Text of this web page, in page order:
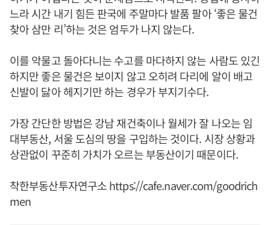
느라 시간 내기 힘든 판국에 주말마다 발품 팔아 ‘좋은 물건
찾아 삼만 리’하는 것은 엄두가 나지 않는다.
이를 악물고 돌아다니는 수고를 마다하지 않는 사람도 있긴
하지만 좋은 물건은 보이지 않고 오히려 다리에 알이 배고
신발이 닳아 헤지기만 하는 경우가 부지기수다.
가장 간단한 방법은 강남 재건축이나 월세가 잘 나오는 임
대부동산, 서울 도심의 땅을 구입하는 것이다. 시장 상황과
상관없이 꾸준히 가치가 오르는 부동산이기 때문이다.
착한부동산투자연구소https://cafe.naver.com/goodrich
men